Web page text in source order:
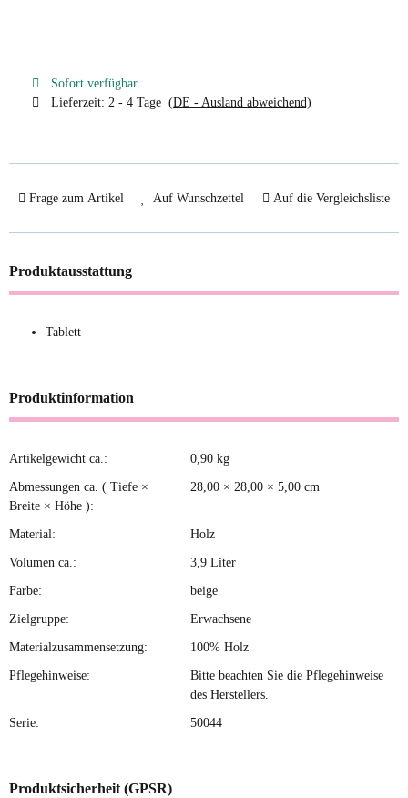
Sofort verfügbar
Lieferzeit: 2 - 4 Tage (DE - Ausland abweichend)
Frage zum Artikel Auf Wunschzettel Auf die Vergleichsliste
Produktausstattung
Tablett
Produktinformation
Produkteigenschaft
Wert
Artikelgewicht ca.: 0,90 kg
Abmessungen ca. ( Tiefe ×
Breite × Höhe ):
28,00 × 28,00 × 5,00 cm
Material: Holz
Volumen ca.: 3,9 Liter
Farbe: beige
Zielgruppe: Erwachsene
Materialzusammensetzung: 100% Holz
Pflegehinweise:
Bitte beachten Sie die Pflegehinweise
des Herstellers.
Serie: 50044
Produktsicherheit (GPSR)